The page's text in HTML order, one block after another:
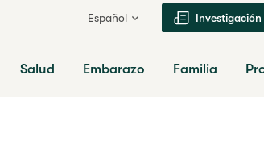
Español
Salud Embarazo Familia